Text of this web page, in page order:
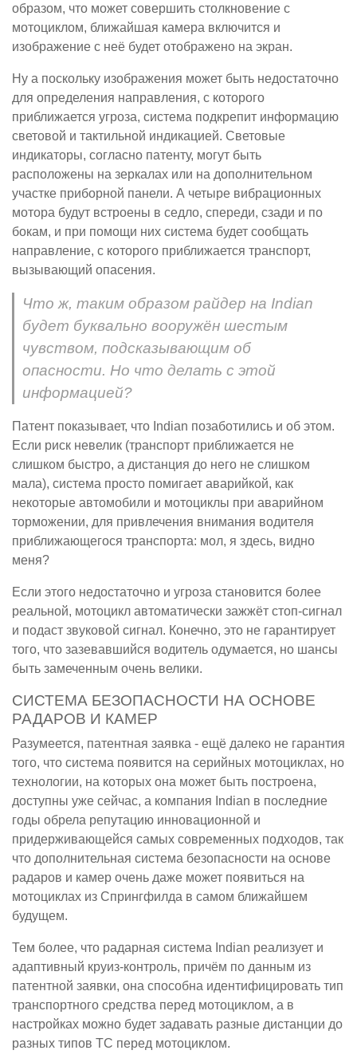
образом, что может совершить столкновение с
мотоциклом, ближайшая камера включится и
изображение с неё будет отображено на экран.
Ну а поскольку изображения может быть недостаточно
для определения направления, с которого
приближается угроза, система подкрепит информацию
световой и тактильной индикацией. Световые
индикаторы, согласно патенту, могут быть
расположены на зеркалах или на дополнительном
участке приборной панели. А четыре вибрационных
мотора будут встроены в седло, спереди, сзади и по
бокам, и при помощи них система будет сообщать
направление, с которого приближается транспорт,
вызывающий опасения.
Что ж, таким образом райдер на Indian
будет буквально вооружён шестым
чувством, подсказывающим об
опасности. Но что делать с этой
информацией?
Патент показывает, что Indian позаботились и об этом.
Если риск невелик (транспорт приближается не
слишком быстро, а дистанция до него не слишком
мала), система просто помигает аварийкой, как
некоторые автомобили и мотоциклы при аварийном
торможении, для привлечения внимания водителя
приближающегося транспорта: мол, я здесь, видно
меня?
Если этого недостаточно и угроза становится более
реальной, мотоцикл автоматически зажжёт стоп-сигнал
и подаст звуковой сигнал. Конечно, это не гарантирует
того, что зазевавшийся водитель одумается, но шансы
быть замеченным очень велики.
СИСТЕМА БЕЗОПАСНОСТИ НА ОСНОВЕ
РАДАРОВ И КАМЕР
Разумеется, патентная заявка - ещё далеко не гарантия
того, что система появится на серийных мотоциклах, но
технологии, на которых она может быть построена,
доступны уже сейчас, а компания Indian в последние
годы обрела репутацию инновационной и
придерживающейся самых современных подходов, так
что дополнительная система безопасности на основе
радаров и камер очень даже может появиться на
мотоциклах из Спрингфилда в самом ближайшем
будущем.
Тем более, что радарная система Indian реализует и
адаптивный круиз-контроль, причём по данным из
патентной заявки, она способна идентифицировать тип
транспортного средства перед мотоциклом, а в
настройках можно будет задавать разные дистанции до
разных типов ТС перед мотоциклом.